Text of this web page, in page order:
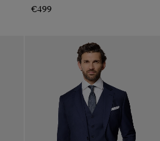
€499